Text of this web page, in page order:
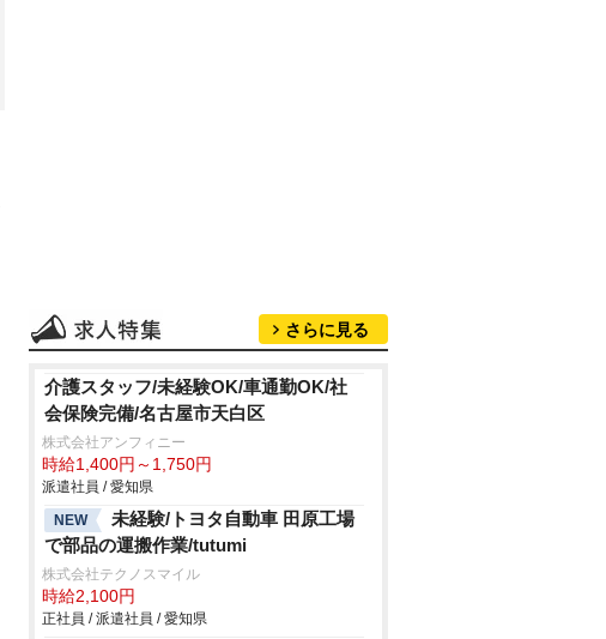
さらに見る
介護スタッフ/未経験OK/車通勤OK/社
会保険完備/名古屋市天白区
株式会社アンフィニー
時給1,400円～1,750円
派遣社員 / 愛知県
NEW
未経験/トヨタ自動車 田原工場
で部品の運搬作業/tutumi
株式会社テクノスマイル
時給2,100円
正社員 / 派遣社員 / 愛知県